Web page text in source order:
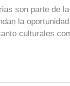
son parte de
la
culturales